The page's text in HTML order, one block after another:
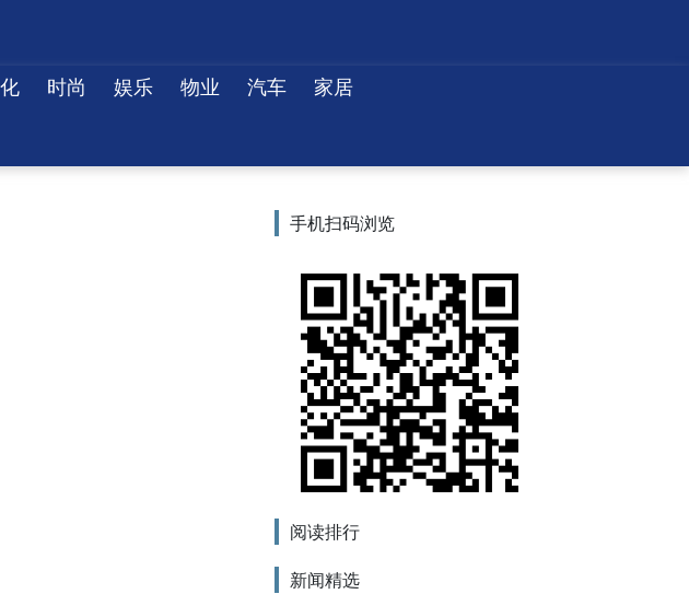
时尚 娱乐 物业 汽车 家居
手机扫码浏览
阅读排行
新闻精选